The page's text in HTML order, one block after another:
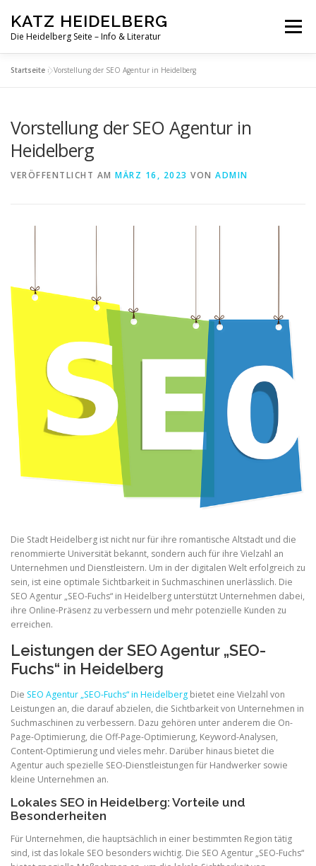
Inhalt
springen
KATZ HEIDELBERG
Die Heidelberg Seite – Info & Literatur
Menü
Startseite »Vorstellung der SEO Agentur in Heidelberg
Vorstellung der SEO Agentur in
Heidelberg
VERÖFFENTLICHT AM MÄRZ 16, 2023 VON ADMIN
Die Stadt Heidelberg ist nicht nur für ihre romantische Altstadt und die
renommierte Universität bekannt, sondern auch für ihre Vielzahl an
Unternehmen und Dienstleistern. Um in der digitalen Welt erfolgreich zu
sein, ist eine optimale Sichtbarkeit in Suchmaschinen unerlässlich. Die
SEO Agentur „SEO-Fuchs“ in Heidelberg unterstützt Unternehmen dabei,
ihre Online-Präsenz zu verbessern und mehr potenzielle Kunden zu
erreichen.
Leistungen der SEO Agentur „SEO-
Fuchs“ in Heidelberg
Die SEO Agentur „SEO-Fuchs“ in Heidelberg bietet eine Vielzahl von
Leistungen an, die darauf abzielen, die Sichtbarkeit von Unternehmen in
Suchmaschinen zu verbessern. Dazu gehören unter anderem die On-
Page-Optimierung, die Off-Page-Optimierung, Keyword-Analysen,
Content-Optimierung und vieles mehr. Darüber hinaus bietet die
Agentur auch spezielle SEO-Dienstleistungen für Handwerker sowie
kleine Unternehmen an.
Lokales SEO in Heidelberg: Vorteile und
Besonderheiten
Für Unternehmen, die hauptsächlich in einer bestimmten Region tätig
sind, ist das lokale SEO besonders wichtig. Die SEO Agentur „SEO-Fuchs“